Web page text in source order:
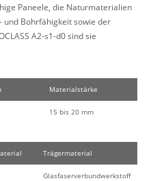
Paneele, die Naturmaterialien
und Bohrfähigkeit sowie der
A2-s1-d0 sind sie
Materialstärke
15 bis 20 mm
Trägermaterial
Glasfaserverbundwerkstoff